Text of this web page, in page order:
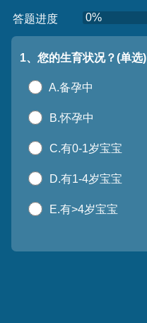
答题进度 0%
1、您的生育状况？(单选)
A.备孕中
B.怀孕中
C.有0-1岁宝宝
D.有1-4岁宝宝
E.有>4岁宝宝